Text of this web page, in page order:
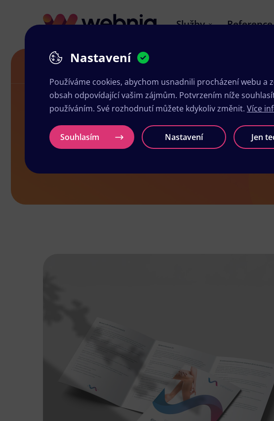
Služby Reference
Návrh letáků v Mladé Vožici
Návrh letáků v
Nastavení
Používáme cookies, abychom usnadnili procházení webu a
obsah odpovídající vašim zájmům. Potvrzením níže
používáním. Své rozhodnutí můžete kdykoliv změnit. Více
Souhlasím Nastavení Jen